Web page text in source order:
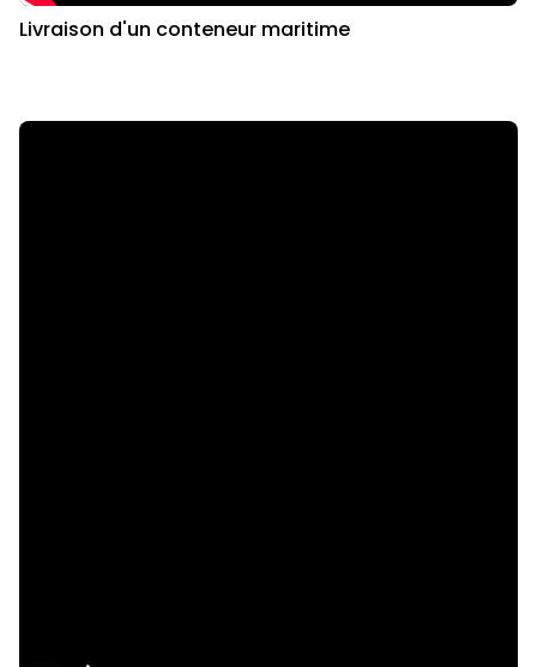
Livraison d'un conteneur maritime